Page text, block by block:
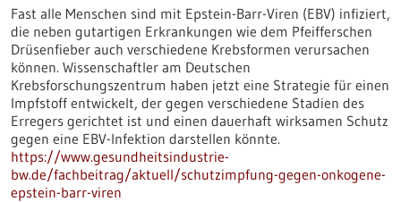
Fast alle Menschen sind mit Epstein-Barr-Viren (EBV) infiziert,
die neben gutartigen Erkrankungen wie dem Pfeifferschen
Drüsenfieber auch verschiedene Krebsformen verursachen
können. Wissenschaftler am Deutschen
Krebsforschungszentrum haben jetzt eine Strategie für einen
Impfstoff entwickelt, der gegen verschiedene Stadien des
Erregers gerichtet ist und einen dauerhaft wirksamen Schutz
gegen eine EBV-Infektion darstellen könnte.
https://www.gesundheitsindustrie-
bw.de/fachbeitrag/aktuell/schutzimpfung-gegen-onkogene-
epstein-barr-viren